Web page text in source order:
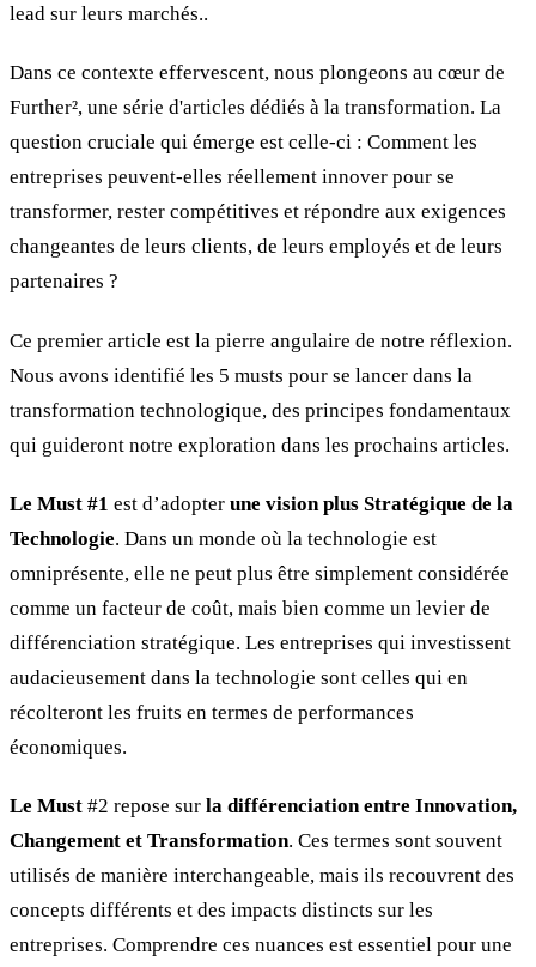
lead sur leurs marchés..
Dans ce contexte effervescent, nous plongeons au cœur de
Further², une série d'articles dédiés à la transformation. La
question cruciale qui émerge est celle-ci : Comment les
entreprises peuvent-elles réellement innover pour se
transformer, rester compétitives et répondre aux exigences
changeantes de leurs clients, de leurs employés et de leurs
partenaires ?
Ce premier article est la pierre angulaire de notre réflexion.
Nous avons identifié les 5 musts pour se lancer dans la
transformation technologique, des principes fondamentaux
qui guideront notre exploration dans les prochains articles.
Le Must #1 est d’adopter une vision plus Stratégique de la
Technologie. Dans un monde où la technologie est
omniprésente, elle ne peut plus être simplement considérée
comme un facteur de coût, mais bien comme un levier de
différenciation stratégique. Les entreprises qui investissent
audacieusement dans la technologie sont celles qui en
récolteront les fruits en termes de performances
économiques.
Le Must #2 repose sur la différenciation entre Innovation,
Changement et Transformation. Ces termes sont souvent
utilisés de manière interchangeable, mais ils recouvrent des
concepts différents et des impacts distincts sur les
entreprises. Comprendre ces nuances est essentiel pour une